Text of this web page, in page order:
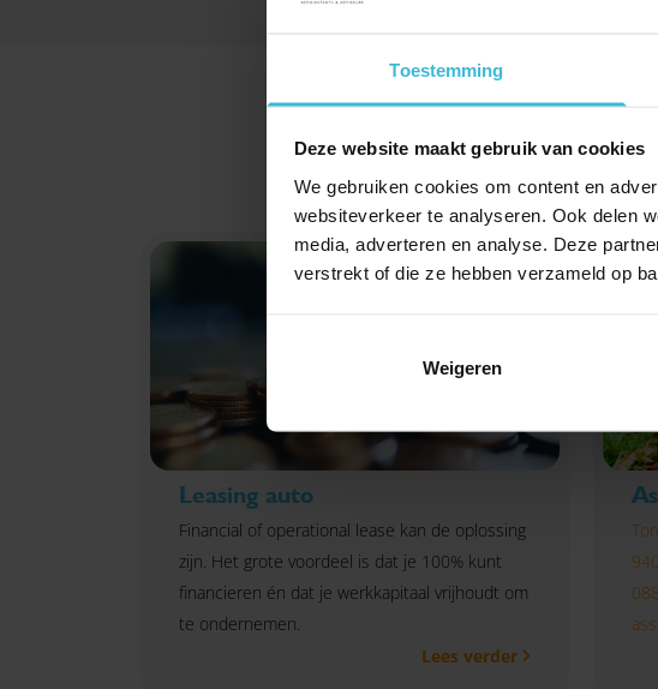
Toestemming
Deze website maakt gebruik van cookies
We gebruiken cookies om content en
websiteverkeer te analyseren. Ook delen
media, adverteren en analyse. Deze
verstrekt of die ze hebben verzameld op
Weigeren
Leasing auto
Financial of operational lease kan de oplossing
zijn. Het grote voordeel is dat je 100% kunt
financieren én dat je werkkapitaal vrijhoudt om
te ondernemen.
Lees verder